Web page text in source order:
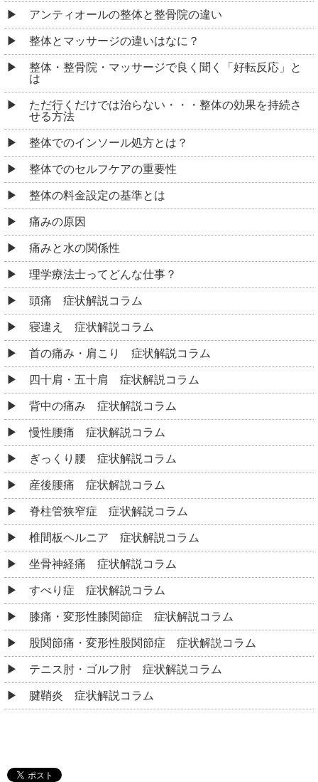
アンティオールの整体と整骨院の違い
整体とマッサージの違いはなに？
整体・整骨院・マッサージで良く聞く「好転反応」と
は
ただ行くだけでは治らない・・・整体の効果を持続さ
せる方法
整体でのインソール処方とは？
整体でのセルフケアの重要性
整体の料金設定の基準とは
痛みの原因
痛みと水の関係性
理学療法士ってどんな仕事？
頭痛 症状解説コラム
寝違え 症状解説コラム
首の痛み・肩こり 症状解説コラム
四十肩・五十肩 症状解説コラム
背中の痛み 症状解説コラム
慢性腰痛 症状解説コラム
ぎっくり腰 症状解説コラム
産後腰痛 症状解説コラム
脊柱管狭窄症 症状解説コラム
椎間板ヘルニア 症状解説コラム
坐骨神経痛 症状解説コラム
すべり症 症状解説コラム
膝痛・変形性膝関節症 症状解説コラム
股関節痛・変形性股関節症 症状解説コラム
テニス肘・ゴルフ肘 症状解説コラム
腱鞘炎 症状解説コラム